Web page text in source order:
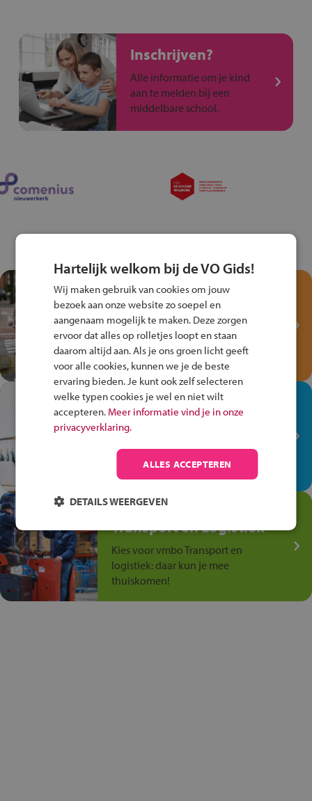
Inschrijven?
Alle informatie om je kind
aan te melden bij een
middelbare school.
Test je kennis met het
Fiets Veilig
Verkeersspel!
Speel het Fiets Veilig Verkeersspel
en win een Cortina-fiets!
In de winkel ben je op je
plek!
op de winkelvloer, waar elke dag
anders is!
Jouw talent in de
Transport en Logistiek
Kies voor vmbo Transport en
logistiek: daar kun je mee
thuiskomen!
Hartelijk welkom bij de VO Gids!
Wij maken gebruik van cookies om jouw
bezoek aan onze website zo soepel en
aangenaam mogelijk te maken. Deze zorgen
ervoor dat alles op rolletjes loopt en staan
daarom altijd aan. Als je ons groen licht geeft
voor alle cookies, kunnen we je de beste
ervaring bieden. Je kunt ook zelf selecteren
welke typen cookies je wel en niet wilt
accepteren. Meer informatie vind je in onze
privacyverklaring.
ALLES ACCEPTEREN
DETAILS WEERGEVEN